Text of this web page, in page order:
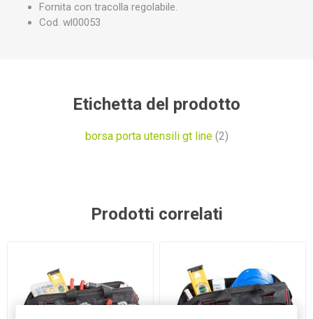
Fornita con tracolla regolabile.
Cod. wl00053
Etichetta del prodotto
borsa porta utensili gt line (2)
Prodotti correlati